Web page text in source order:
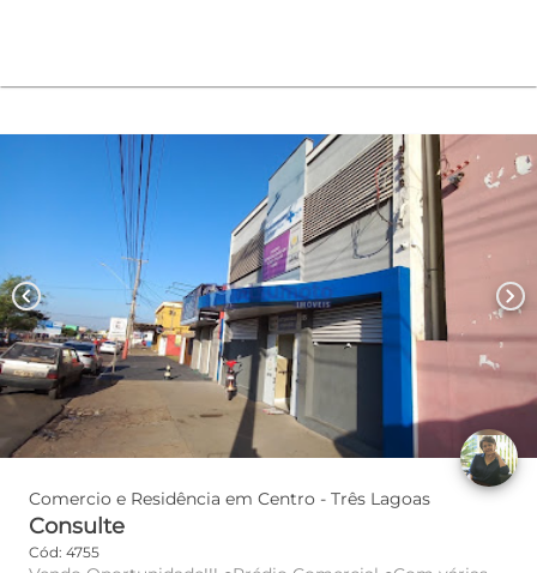
chevron_left chevron_right
Comercio e Residência em Centro - Três Lagoas
Consulte
Cód: 4755